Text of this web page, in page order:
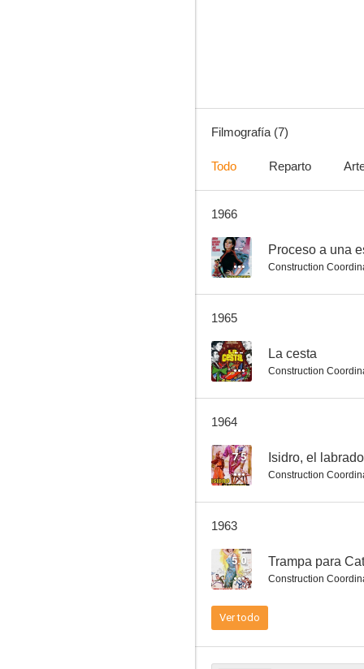
El Lazarillo de Tormes
Filmografía (7)
Todo Reparto
1966
-- Proceso a una
Construction
1965
-- La cesta
Construction
1964
7.5 Isidro, el
Construction
1963
5.0 Trampa para
Construction
Ver todo